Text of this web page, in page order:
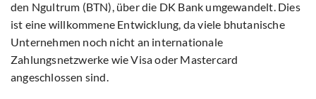
den Ngultrum (BTN), über die DK Bank umgewandelt. Dies
ist eine willkommene Entwicklung, da viele bhutanische
Unternehmen noch nicht an internationale
Zahlungsnetzwerke wie Visa oder Mastercard
angeschlossen sind.